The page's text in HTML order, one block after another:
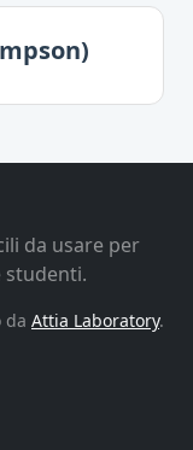
da usare per
studenti.
da Attia Laboratory.